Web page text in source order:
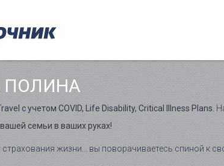
ПОЛИНА
с учетом COVID, Life Disability, Critical Illness Plans.
семьи в ваших руках!
жизни... вы поворачиваетесь спиной к